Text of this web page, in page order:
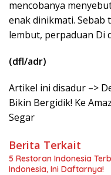
mencobanya
enak dinikmati.
lembut, perpaduan Di
(dfl/adr)
Artikel ini disadur –>
Bikin Bergidik! Ke
Segar
Berita Terkait
5 Restoran Indonesia
Indonesia, Ini Daftarnya!